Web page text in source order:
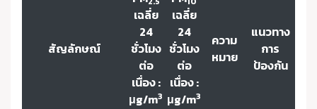
สัญลักษณ์
เฉลี่ย
24
ชั่วโมง
ต่อ
เนื่อง :
μg/m3
เฉลี่ย
24
ชั่วโมง
ต่อ
เนื่อง :
μg/m3
ความ
หมาย
แนวทาง
การ
ป้องกัน